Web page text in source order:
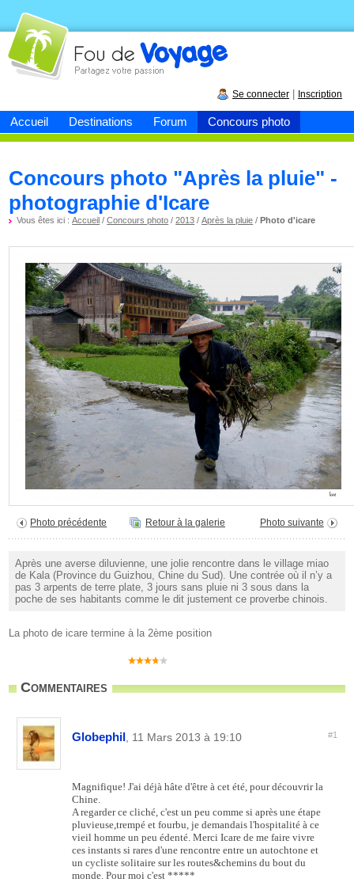
Accueil Destinations Forum Concours photo
Fou devoyage
Se connecter Inscription
Concours photo "Après la pluie" -
photographie d'Icare
Vous êtes ici :Accueil /Concours photo /2013 /Après la pluie /Photo d'icare
Photo précédente Retour à la galerie Photo suivante
Après une averse diluvienne, une jolie rencontre dans le village miao
de Kala (Province du Guizhou, Chine du Sud). Une contrée où il n’y a
pas 3 arpents de terre plate, 3 jours sans pluie ni 3 sous dans la
poche de ses habitants comme le dit justement ce proverbe chinois.
La photo de icare termine à la 2ème position
Commentaires
Globephil , 11 Mars 2013 à 19:10 #1
Magnifique! J'ai déjà hâte d'être à cet été, pour découvrir la
Chine.
A regarder ce cliché, c'est un peu comme si après une étape
pluvieuse,trempé et fourbu, je demandais l'hospitalité à ce
vieil homme un peu édenté. Merci Icare de me faire vivre
ces instants si rares d'une rencontre entre un autochtone et
un cycliste solitaire sur les routes&chemins du bout du
monde. Pour moi c'est *****